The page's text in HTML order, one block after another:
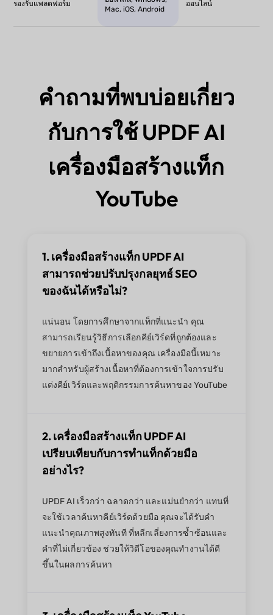
รองรับแพลตฟอร์ม
Mac, iOS, Android
ออนไลน์
คำถามที่พบบ่อยเกี่ยว
กับการใช้ UPDF AI
เครื่องมือสร้างแท็ก
YouTube
1. เครื่องมือสร้างแท็ก UPDF AI
สามารถช่วยปรับปรุงกลยุทธ์ SEO
ของฉันได้หรือไม่?
แน่นอน โดยการศึกษาจากแท็กที่แนะนำ คุณ
สามารถเรียนรู้วิธีการเลือกคีย์เวิร์ดที่ถูกต้องและ
ขยายการเข้าถึงเนื้อหาของคุณ เครื่องมือนี้เหมาะ
มากสำหรับผู้สร้างเนื้อหาที่ต้องการเข้าใจการปรับ
แต่งคีย์เวิร์ดและพฤติกรรมการค้นหาของ YouTube
2. เครื่องมือสร้างแท็ก UPDF AI
เปรียบเทียบกับการทำแท็กด้วยมือ
อย่างไร?
UPDF AI เร็วกว่า ฉลาดกว่า และแม่นยำกว่า แทนที่
จะใช้เวลาค้นหาคีย์เวิร์ดด้วยมือ คุณจะได้รับคำ
แนะนำคุณภาพสูงทันที ที่หลีกเลี่ยงการซ้ำซ้อนและ
คำที่ไม่เกี่ยวข้อง ช่วยให้วิดีโอของคุณทำงานได้ดี
ขึ้นในผลการค้นหา